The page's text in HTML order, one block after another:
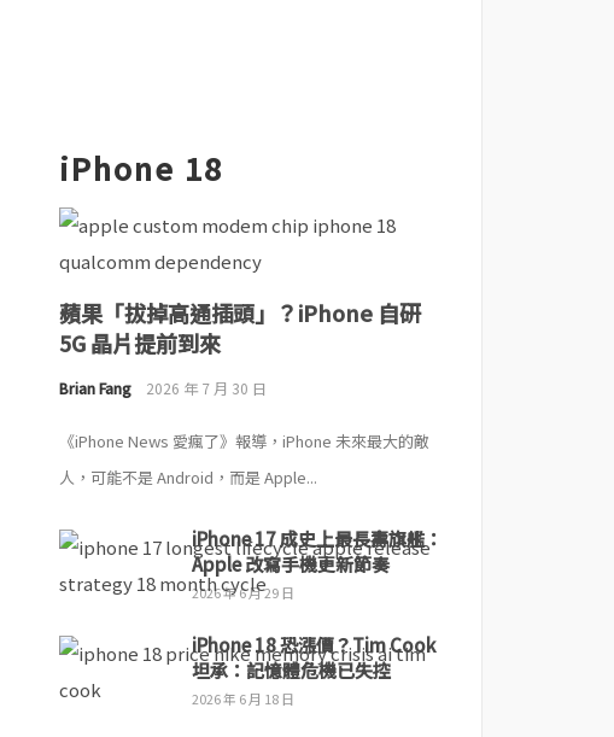
iPhone 18
蘋果「拔掉高通插頭」？iPhone 自研
5G 晶片提前到來
Brian Fang 2026 年 7 月 30 日
《iPhone News 愛瘋了》報導，iPhone 未來最大的敵
人，可能不是 Android，而是 Apple...
iPhone 17 成史上最長壽旗艦：
Apple 改寫手機更新節奏
2026 年 6 月 29 日
iPhone 18 恐漲價？Tim Cook
坦承：記憶體危機已失控
2026 年 6 月 18 日